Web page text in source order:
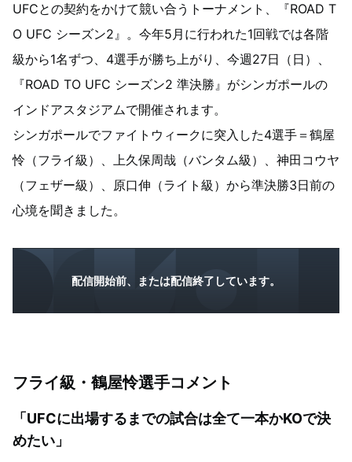
UFCとの契約をかけて競い合うトーナメント、『ROAD T
O UFC シーズン2』。今年5月に行われた1回戦では各階
級から1名ずつ、4選手が勝ち上がり、今週27日（日）、
『ROAD TO UFC シーズン2 準決勝』がシンガポールの
インドアスタジアムで開催されます。
シンガポールでファイトウィークに突入した4選手＝鶴屋
怜（フライ級）、上久保周哉（バンタム級）、神田コウヤ
（フェザー級）、原口伸（ライト級）から準決勝3日前の
心境を聞きました。
配信開始前、または配信終了しています。
フライ級・鶴屋怜選手コメント
「UFCに出場するまでの試合は全て一本かKOで決
めたい」